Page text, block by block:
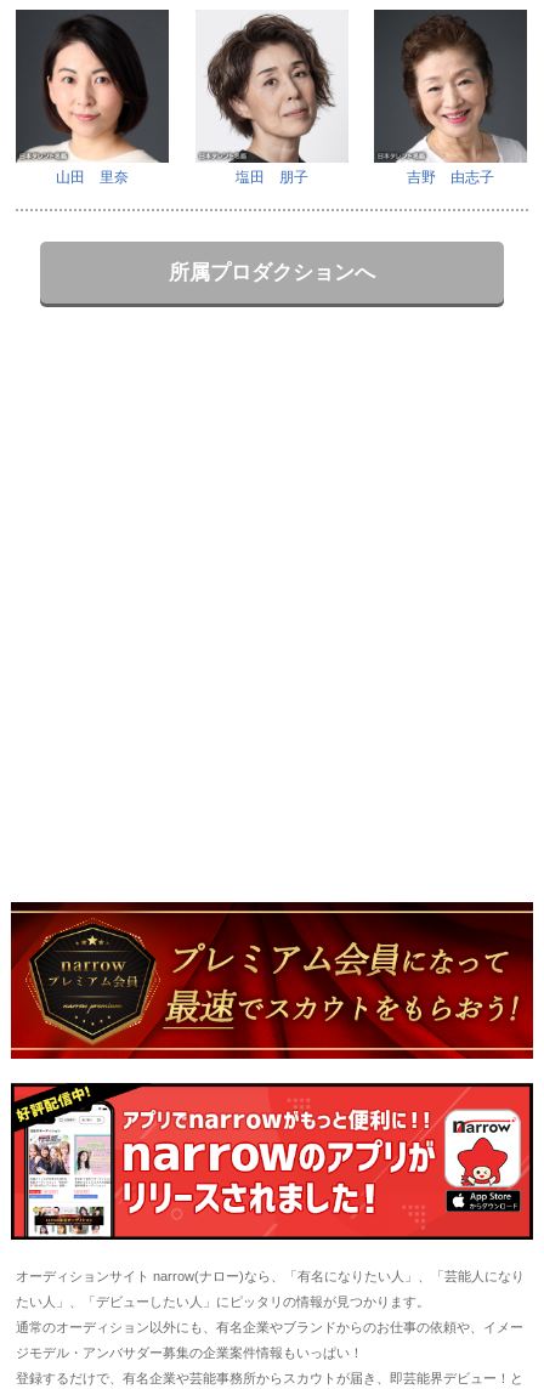
山田 里奈 塩田 朋子 吉野 由志子
所属プロダクションへ
オーディションサイト narrow(ナロー)なら、「有名になりたい人」、「芸能人になり
たい人」、「デビューしたい人」にピッタリの情報が見つかります。
通常のオーディション以外にも、有名企業やブランドからのお仕事の依頼や、イメー
ジモデル・アンバサダー募集の企業案件情報もいっぱい！
登録するだけで、有名企業や芸能事務所からスカウトが届き、即芸能界デビュー！と